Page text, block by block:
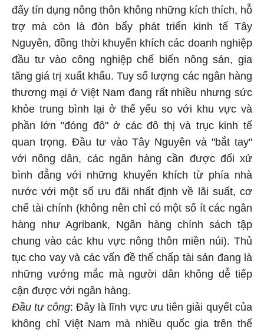
đẩy tín dụng nông thôn không những kích thích, hỗ
trợ mà còn là đòn bẩy phát triển kinh tế Tây
Nguyên, đồng thời khuyến khích các doanh nghiệp
đầu tư vào công nghiệp chế biến nông sản, gia
tăng giá trị xuất khẩu. Tuy số lượng các ngân hàng
thương mại ở Việt Nam đang rất nhiều nhưng sức
khỏe trung bình lại ở thế yếu so với khu vực và
phần lớn "đóng đô" ở các đô thị và trục kinh tế
quan trọng. Đầu tư vào Tây Nguyên và "bắt tay"
với nông dân, các ngân hàng cần được đối xử
bình đẳng với những khuyến khích từ phía nhà
nước với một số ưu đãi nhất định về lãi suất, cơ
chế tài chính (không nên chỉ có một số ít các ngân
hàng như Agribank, Ngân hàng chính sách tập
chung vào các khu vực nông thôn miền núi). Thủ
tục cho vay và các vấn đề thế chấp tài sản đang là
những vướng mắc mà người dân không dễ tiếp
cận được với ngân hàng.
Đầu tư công: Đây là lĩnh vực ưu tiên giải quyết của
không chỉ Việt Nam mà nhiều quốc gia trên thế